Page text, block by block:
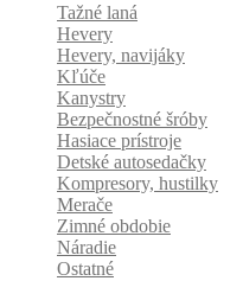
Tažné laná
Hevery
Hevery, navijáky
Kľúče
Kanystry
Bezpečnostné šróby
Hasiace prístroje
Detské autosedačky
Kompresory, hustilky
Merače
Zimné obdobie
Náradie
Ostatné